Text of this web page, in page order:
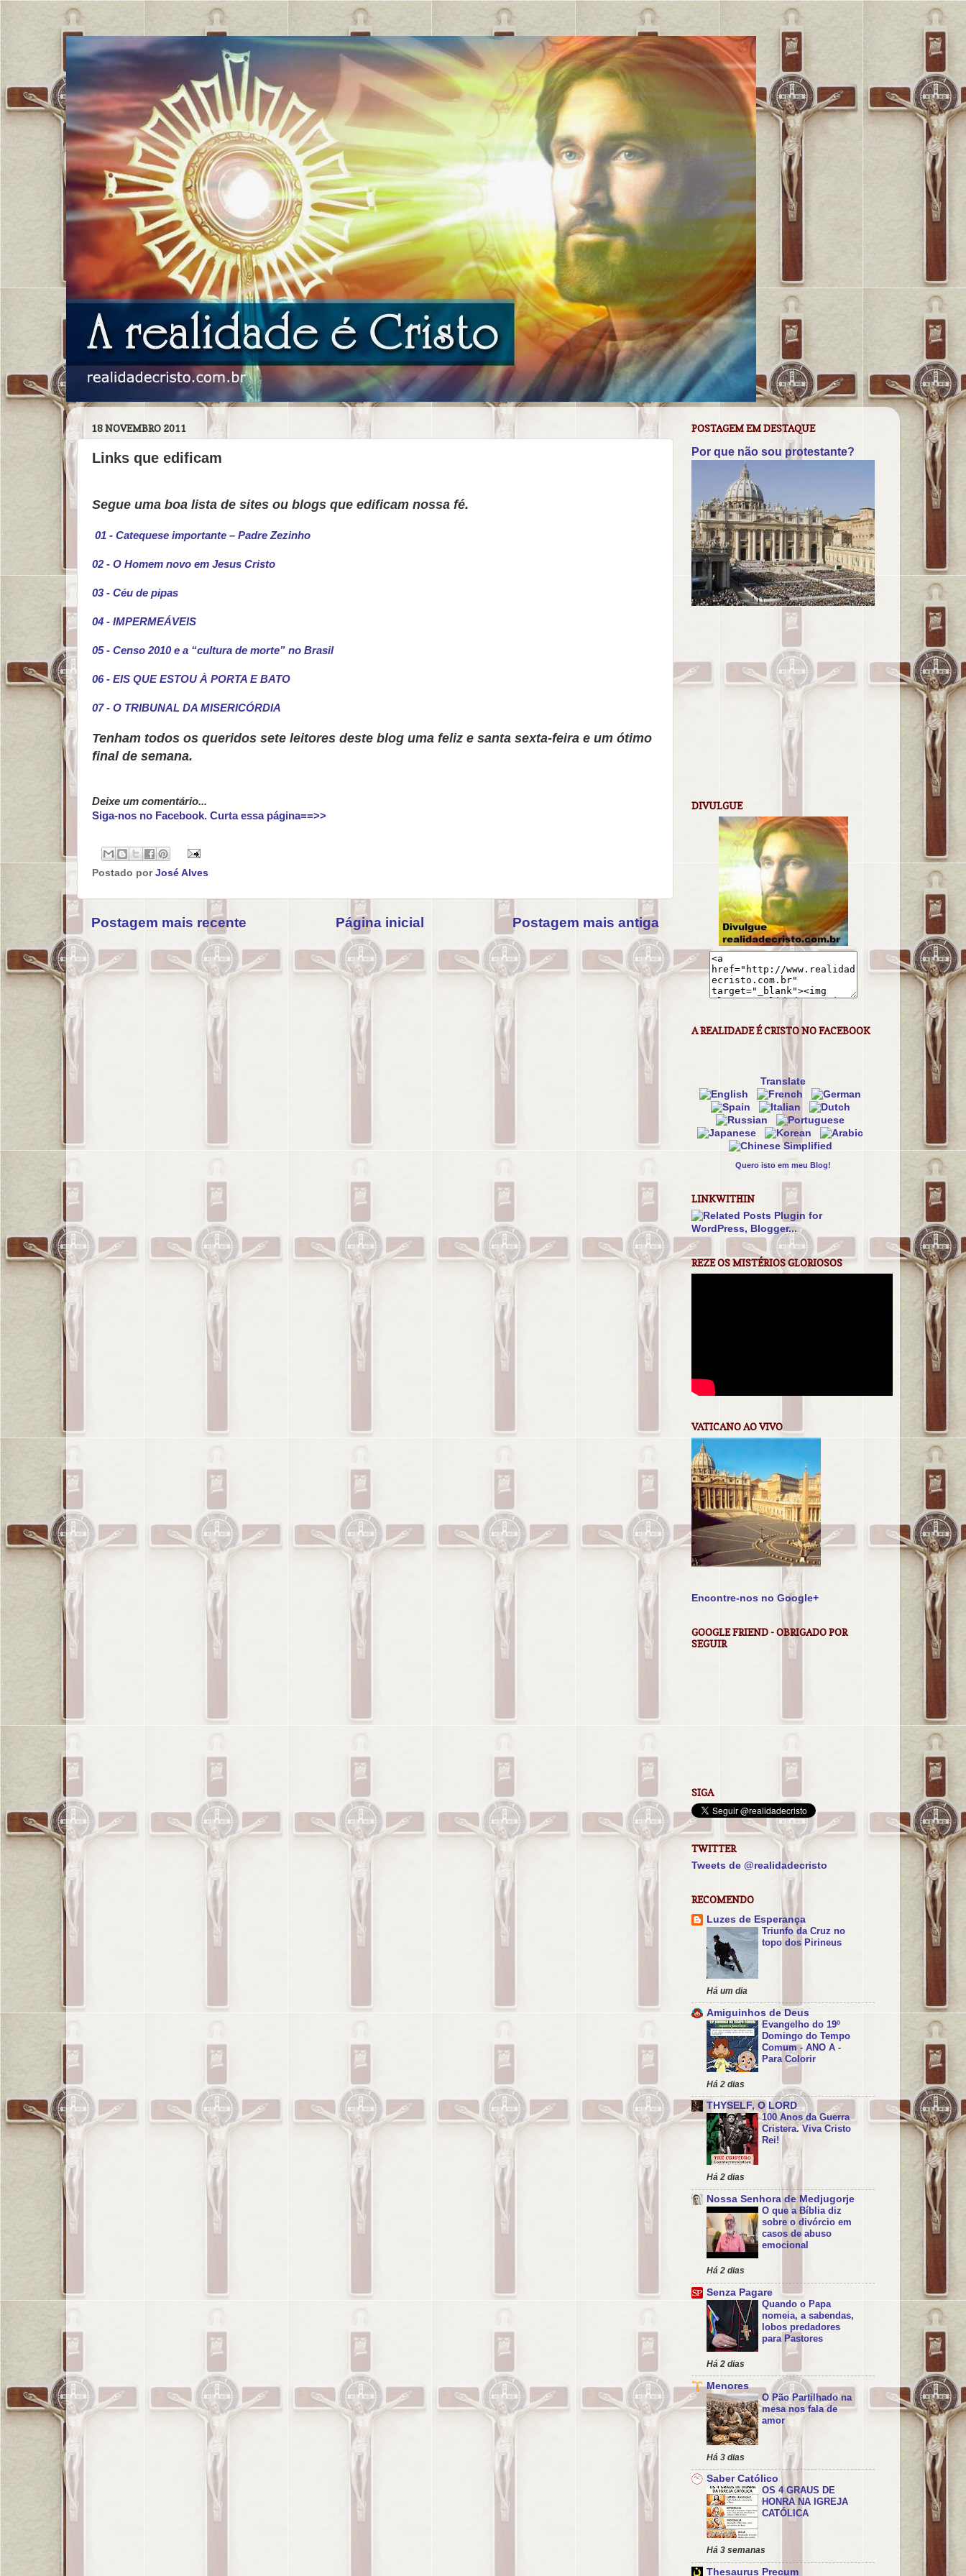
18 NOVEMBRO 2011
Links que edificam
Segue uma boa lista de sites ou blogs que edificam nossa fé.
01 - Catequese importante – Padre Zezinho
02 - O Homem novo em Jesus Cristo
03 - Céu de pipas
04 - IMPERMEÁVEIS
05 - Censo 2010 e a “cultura de morte” no Brasil
06 - EIS QUE ESTOU À PORTA E BATO
07 - O TRIBUNAL DA MISERICÓRDIA
Tenham todos os queridos sete leitores deste blog uma feliz e santa sexta-feira e um ótimo
final de semana.
Deixe um comentário...
Siga-nos no Facebook. Curta essa página==>>
Postado por José Alves
Postagem mais recente Postagem mais antiga
Página inicial
POSTAGEM EM DESTAQUE
Por que não sou protestante?
DIVULGUE
A REALIDADE É CRISTO NO FACEBOOK
Translate
Quero isto em meu Blog!
LINKWITHIN
REZE OS MISTÉRIOS GLORIOSOS
VATICANO AO VIVO
Encontre-nos no Google+
GOOGLE FRIEND - OBRIGADO POR
SEGUIR
SIGA
TWITTER
Tweets de @realidadecristo
RECOMENDO
Luzes de Esperança
Triunfo da Cruz no
topo dos Pirineus
Há um dia
Amiguinhos de Deus
Evangelho do 19º
Domingo do Tempo
Comum - ANO A -
Para Colorir
Há 2 dias
THYSELF, O LORD
100 Anos da Guerra
Cristera. Viva Cristo
Rei!
Há 2 dias
Nossa Senhora de Medjugorje
O que a Bíblia diz
sobre o divórcio em
casos de abuso
emocional
Há 2 dias
Senza Pagare
Quando o Papa
nomeia, a sabendas,
lobos predadores
para Pastores
Há 2 dias
Menores
O Pão Partilhado na
mesa nos fala de
amor
Há 3 dias
Saber Católico
OS 4 GRAUS DE
HONRA NA IGREJA
CATÓLICA
Há 3 semanas
Thesaurus Precum